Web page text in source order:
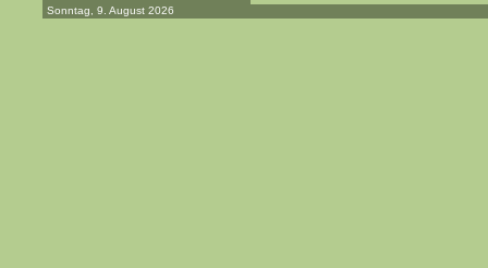
Sonntag, 9. August 2026